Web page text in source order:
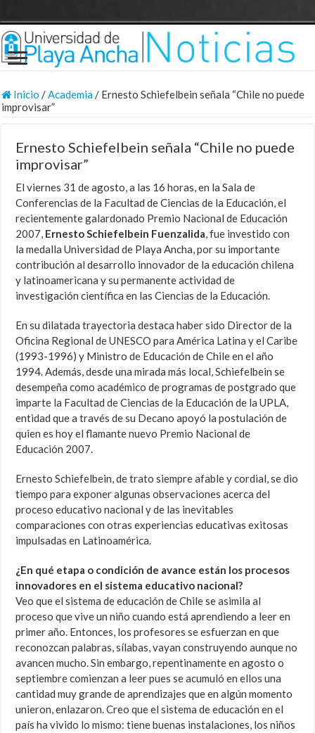
Inicio /Academia/ Ernesto Schiefelbein señala “Chile no puede
improvisar”
Ernesto Schiefelbein señala “Chile no puede
improvisar”
El viernes 31 de agosto, a las 16 horas, en la Sala de
Conferencias de la Facultad de Ciencias de la Educación, el
recientemente galardonado Premio Nacional de Educación
2007, Ernesto Schiefelbein Fuenzalida, fue investido con
la medalla Universidad de Playa Ancha, por su importante
contribución al desarrollo innovador de la educación chilena
y latinoamericana y su permanente actividad de
investigación científica en las Ciencias de la Educación.
En su dilatada trayectoria destaca haber sido Director de la
Oficina Regional de UNESCO para América Latina y el Caribe
(1993-1996) y Ministro de Educación de Chile en el año
1994. Además, desde una mirada más local, Schiefelbein se
desempeña como académico de programas de postgrado que
imparte la Facultad de Ciencias de la Educación de la UPLA,
entidad que a través de su Decano apoyó la postulación de
quien es hoy el flamante nuevo Premio Nacional de
Educación 2007.
Ernesto Schiefelbein, de trato siempre afable y cordial, se dio
tiempo para exponer algunas observaciones acerca del
proceso educativo nacional y de las inevitables
comparaciones con otras experiencias educativas exitosas
impulsadas en Latinoamérica.
¿En qué etapa o condición de avance están los procesos
innovadores en el sistema educativo nacional?
Veo que el sistema de educación de Chile se asimila al
proceso que vive un niño cuando está aprendiendo a leer en
primer año. Entonces, los profesores se esfuerzan en que
reconozcan palabras, sílabas, vayan construyendo aunque no
avancen mucho. Sin embargo, repentinamente en agosto o
septiembre comienzan a leer pues se acumuló en ellos una
cantidad muy grande de aprendizajes que en algún momento
unieron, enlazaron. Creo que el sistema de educación en el
país ha vivido lo mismo: tiene buenas instalaciones, los niños